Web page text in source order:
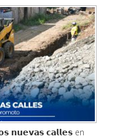
𝗻𝘂𝗲𝘃𝗮𝘀 𝗰𝗮𝗹𝗹𝗲𝘀 en